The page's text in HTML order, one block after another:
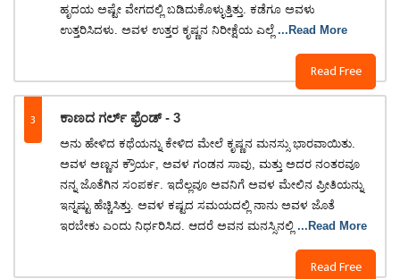
Read Free
ಹೃದಯ ಅಷ್ಟೇ ವೇಗದಲ್ಲಿ ಬಡಿದುಕೊಳ್ಳುತ್ತಿತ್ತು. ಕಡೆಗೂ ಅವಳು
ಉತ್ತರಿಸಿದಳು. ಅವಳ ಉತ್ತರ ಕೃಷ್ಣನ ನಿರೀಕ್ಷೆಯ ಎಲ್ಲೆ ...Read More
3 ಕಾಣದ ಗರ್ಲ್ ಫ್ರೆಂಡ್ - 3
Read Free
​ಅನು ಹೇಳಿದ ಕಥೆಯನ್ನು ಕೇಳಿದ ಮೇಲೆ ಕೃಷ್ಣನ ಮನಸ್ಸು ಭಾರವಾಯಿತು.
ಅವಳ ಅಣ್ಣನ ಕ್ರೌರ್ಯ, ಅವಳ ಗಂಡನ ಸಾವು, ಮತ್ತು ಅದರ ನಂತರವೂ
ನನ್ನ ಜೊತೆಗಿನ ಸಂಪರ್ಕ. ಇದೆಲ್ಲವೂ ಅವನಿಗೆ ಅವಳ ಮೇಲಿನ ಪ್ರೀತಿಯನ್ನು
ಇನ್ನಷ್ಟು ಹೆಚ್ಚಿಸಿತ್ತು. ಅವಳ ಕಷ್ಟದ ಸಮಯದಲ್ಲಿ ನಾನು ಅವಳ ಜೊತೆ
ಇರಬೇಕು ಎಂದು ನಿರ್ಧರಿಸಿದ. ಆದರೆ ಅವನ ಮನಸ್ಸಿನಲ್ಲಿ ...Read More